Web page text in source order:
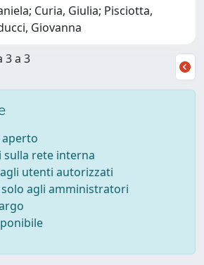
Curia, Giulia; Pisciotta,
Giovanna
3 a 3
aperto
rete interna
utenti autorizzati
agli amministratori